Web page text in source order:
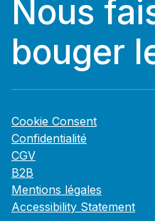
Nous
bouger
Cookie Consent
Confidentialité
CGV
B2B
Mentions légales
Accessibility Statement